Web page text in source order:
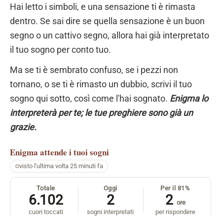
Hai letto i simboli, e una sensazione ti è rimasta
dentro. Se sai dire se quella sensazione è un buon
segno o un cattivo segno, allora hai già interpretato
il tuo sogno per conto tuo.
Ma se ti è sembrato confuso, se i pezzi non
tornano, o se ti è rimasto un dubbio, scrivi il tuo
sogno qui sotto, così come l'hai sognato. Enigma lo
interpreterà per te; le tue preghiere sono già un
grazie.
Enigma attende i tuoi sogni
visto l'ultima volta 25 minuti fa
Totale
6.102
cuori toccati
Oggi
2
sogni interpretati
Per il 81%
2 ore
per rispondere